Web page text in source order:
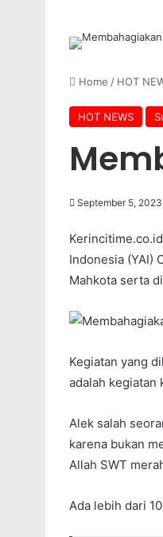
Home / HOT
HOT NEWS
September 5, 2023
Indonesia (YAI)
Mahkota serta
Kegiatan yang
adalah kegiatan
Alek salah
karena bukan
Allah SWT
Ada lebih dari